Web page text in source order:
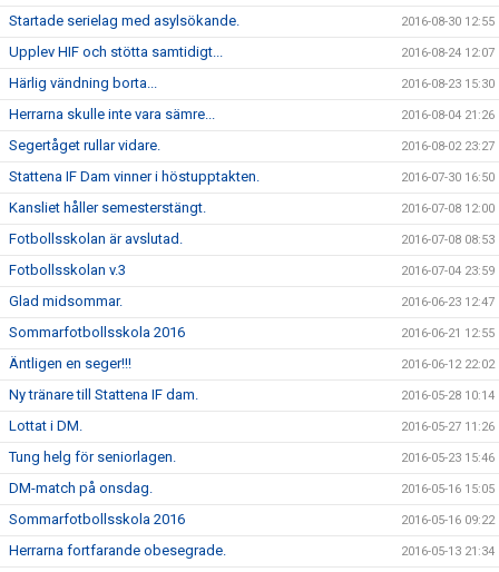
Startade serielag med asylsökande. 2016-08-30 12:55
Upplev HIF och stötta samtidigt... 2016-08-24 12:07
Härlig vändning borta... 2016-08-23 15:30
Herrarna skulle inte vara sämre... 2016-08-04 21:26
Segertåget rullar vidare. 2016-08-02 23:27
Stattena IF Dam vinner i höstupptakten. 2016-07-30 16:50
Kansliet håller semesterstängt. 2016-07-08 12:00
Fotbollsskolan är avslutad. 2016-07-08 08:53
Fotbollsskolan v.3 2016-07-04 23:59
Glad midsommar. 2016-06-23 12:47
Sommarfotbollsskola 2016 2016-06-21 12:55
Äntligen en seger!!! 2016-06-12 22:02
Ny tränare till Stattena IF dam. 2016-05-28 10:14
Lottat i DM. 2016-05-27 11:26
Tung helg för seniorlagen. 2016-05-23 15:46
DM-match på onsdag. 2016-05-16 15:05
Sommarfotbollsskola 2016 2016-05-16 09:22
Herrarna fortfarande obesegrade. 2016-05-13 21:34